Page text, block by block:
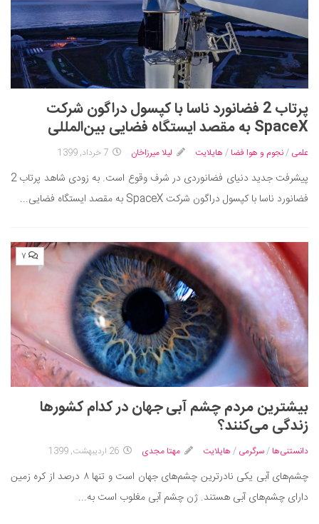
پرتاب 2 فضانورد ناسا با کپسول دراگون شرکت
SpaceX به مقصد ایستگاه فضایی بین‌المللی
علمی /نجوم و هوا فضا / هایلایت لیلا میرزاخان 7 خرداد, 1399
پیشرفت جدید دنیای فضانوردی در شرف وقوع است. به زودی شاهد پرتاب 2
فضانورد ناسا با کپسول دراگون شرکت SpaceX به مقصد ایستگاه فضایی...
۷
بیشترین مردم چشم آبی جهان در کدام کشورها
زندگی می‌کنند؟
دانستنی‌ها /سرگرمی / هایلایت مهتا مجدی 26 اردیبهشت, 1399
چشم‌های آبی یکی نادر‌ترین چشم‌های جهان است و تنها ۸ درصد از کره زمین
دارای چشم‌های آبی هستند. ژن چشم آبی مغلوب است به...